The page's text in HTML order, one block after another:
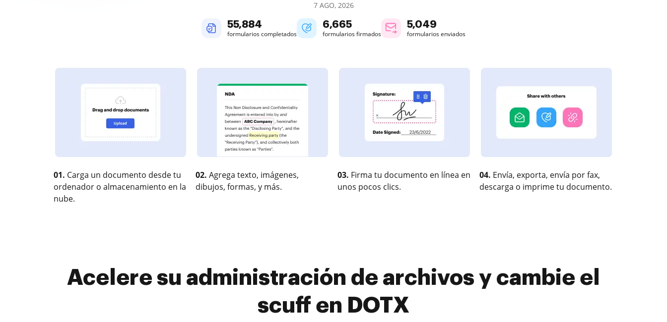
7 AGO, 2026
55,885
formularios completados
6,665
formularios firmados
5,049
formularios enviados
01. Carga un documento desde tu
ordenador o almacenamiento en la
nube.
02. Agrega texto, imágenes,
dibujos, formas, y más.
03. Firma tu documento en línea en
unos pocos clics.
04. Envía, exporta, envía por fax,
descarga o imprime tu documento.
Acelere su administración de archivos y cambie el
scuff en DOTX